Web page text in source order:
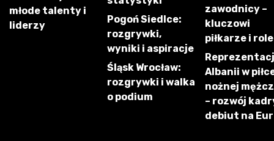
młode talenty i
liderzy
Pogoń Siedlce:
rozgrywki,
wyniki i aspiracje
Śląsk Wrocław:
rozgrywki i walka
o podium
zawodnicy –
kluczowi
piłkarze i role
Albanii w
nożnej
– rozwój
debiut na